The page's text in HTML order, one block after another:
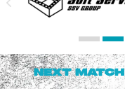
NEXT MATCH